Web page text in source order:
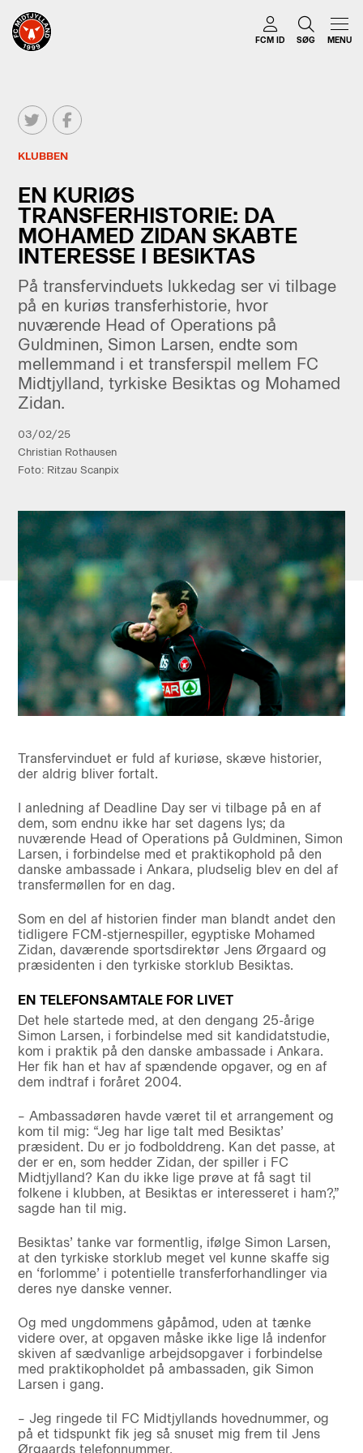
FCM ID SØG MENU
KLUBBEN
EN KURIØS
TRANSFERHISTORIE: DA
MOHAMED ZIDAN SKABTE
INTERESSE I BESIKTAS
På transfervinduets lukkedag ser vi tilbage
på en kuriøs transferhistorie, hvor
nuværende Head of Operations på
Guldminen, Simon Larsen, endte som
mellemmand i et transferspil mellem FC
Midtjylland, tyrkiske Besiktas og Mohamed
Zidan.
03/02/25
Christian Rothausen
Foto: Ritzau Scanpix
Transfervinduet er fuld af kuriøse, skæve historier,
der aldrig bliver fortalt.
I anledning af Deadline Day ser vi tilbage på en af
dem, som endnu ikke har set dagens lys; da
nuværende Head of Operations på Guldminen, Simon
Larsen, i forbindelse med et praktikophold på den
danske ambassade i Ankara, pludselig blev en del af
transfermøllen for en dag.
Som en del af historien finder man blandt andet den
tidligere FCM-stjernespiller, egyptiske Mohamed
Zidan, daværende sportsdirektør Jens Ørgaard og
præsidenten i den tyrkiske storklub Besiktas.
EN TELEFONSAMTALE FOR LIVET
Det hele startede med, at den dengang 25-årige
Simon Larsen, i forbindelse med sit kandidatstudie,
kom i praktik på den danske ambassade i Ankara.
Her fik han et hav af spændende opgaver, og en af
dem indtraf i foråret 2004.
– Ambassadøren havde været til et arrangement og
kom til mig: “Jeg har lige talt med Besiktas’
præsident. Du er jo fodbolddreng. Kan det passe, at
der er en, som hedder Zidan, der spiller i FC
Midtjylland? Kan du ikke lige prøve at få sagt til
folkene i klubben, at Besiktas er interesseret i ham?,”
sagde han til mig.
Besiktas’ tanke var formentlig, ifølge Simon Larsen,
at den tyrkiske storklub meget vel kunne skaffe sig
en ‘forlomme’ i potentielle transferforhandlinger via
deres nye danske venner.
Og med ungdommens gåpåmod, uden at tænke
videre over, at opgaven måske ikke lige lå indenfor
skiven af sædvanlige arbejdsopgaver i forbindelse
med praktikopholdet på ambassaden, gik Simon
Larsen i gang.
– Jeg ringede til FC Midtjyllands hovednummer, og
på et tidspunkt fik jeg så snuset mig frem til Jens
Ørgaards telefonnummer.